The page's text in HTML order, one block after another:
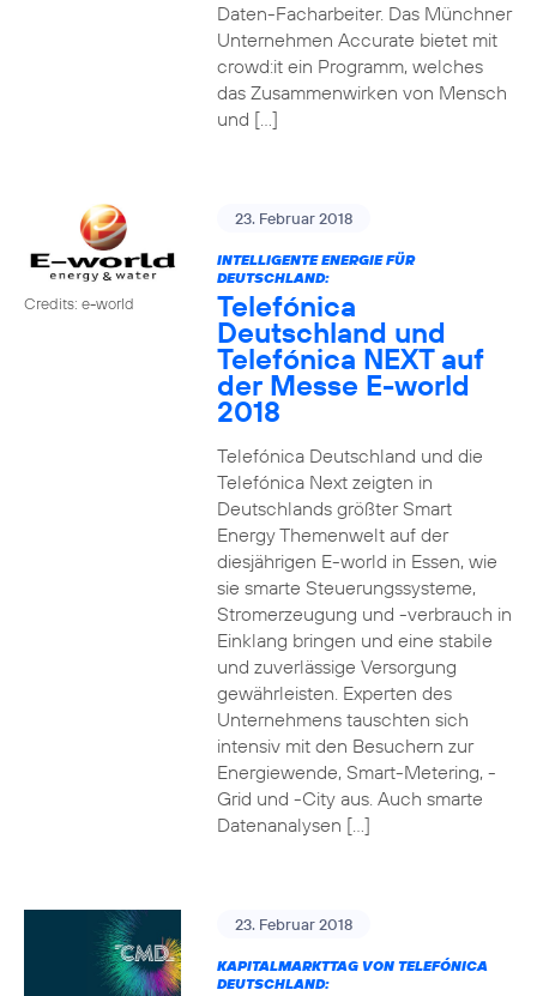
Daten-Facharbeiter. Das Münchner
Unternehmen Accurate bietet mit
crowd:it ein Programm, welches
das Zusammenwirken von Mensch
und […]
Credits: e-world
23. Februar 2018
INTELLIGENTE ENERGIE FÜR
DEUTSCHLAND:
Telefónica
Deutschland und
Telefónica NEXT auf
der Messe E-world
2018
Telefónica Deutschland und die
Telefónica Next zeigten in
Deutschlands größter Smart
Energy Themenwelt auf der
diesjährigen E-world in Essen, wie
sie smarte Steuerungssysteme,
Stromerzeugung und -verbrauch in
Einklang bringen und eine stabile
und zuverlässige Versorgung
gewährleisten. Experten des
Unternehmens tauschten sich
intensiv mit den Besuchern zur
Energiewende, Smart-Metering, -
Grid und -City aus. Auch smarte
Datenanalysen […]
23. Februar 2018
KAPITALMARKTTAG VON TELEFÓNICA
DEUTSCHLAND: